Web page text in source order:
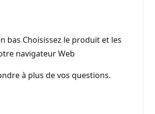
bas Choisissez le produit et les
navigateur Web
à plus de vos questions.